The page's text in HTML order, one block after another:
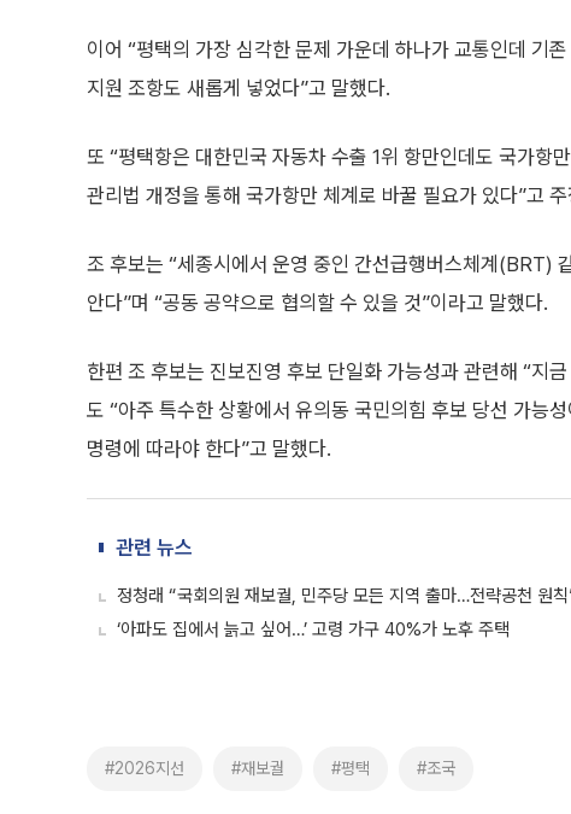
이어 “평택의 가장 심각한 문제 가운데 하나가 교통인데 기
지원 조항도 새롭게 넣었다”고 말했다.
또 “평택항은 대한민국 자동차 수출 1위 항만인데도 국가항
관리법 개정을 통해 국가항만 체계로 바꿀 필요가 있다”고
조 후보는 “세종시에서 운영 중인 간선급행버스체계(BRT)
안다”며 “공동 공약으로 협의할 수 있을 것”이라고 말했다.
한편 조 후보는 진보진영 후보 단일화 가능성과 관련해 “지
도 “아주 특수한 상황에서 유의동 국민의힘 후보 당선 가능
명령에 따라야 한다”고 말했다.
관련 뉴스
정청래 “국회의원 재보궐, 민주당 모든 지역 출마…전략공천 원칙
‘아파도 집에서 늙고 싶어…’ 고령 가구 40%가 노후 주택
#2026지선 #재보궐 #평택 #조국